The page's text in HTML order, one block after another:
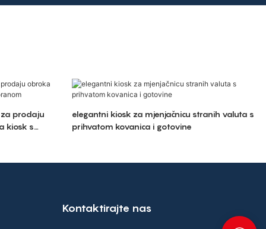
prodaju
kiosk s
elegantni kiosk za mjenjačnicu stranih valuta s
prihvatom kovanica i gotovine
Kontaktirajte nas